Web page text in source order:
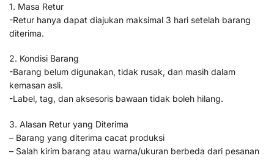
1. Masa Retur
-Retur hanya dapat diajukan maksimal 3 hari setelah barang
diterima.
2. Kondisi Barang
-Barang belum digunakan, tidak rusak, dan masih dalam
kemasan asli.
-Label, tag, dan aksesoris bawaan tidak boleh hilang.
3. Alasan Retur yang Diterima
– Barang yang diterima cacat produksi
– Salah kirim barang atau warna/ukuran berbeda dari pesanan